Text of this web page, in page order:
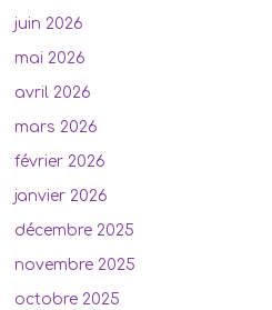
juin 2026
mai 2026
avril 2026
mars 2026
février 2026
janvier 2026
décembre 2025
novembre 2025
octobre 2025